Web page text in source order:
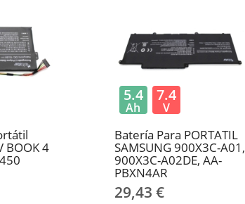
BOOK 4
Batería Para PORTATIL
SAMSUNG 900X3C-A01,
900X3C-A02DE, AA-
PBXN4AR
29,43 €
5.4
Ah
7.4
V